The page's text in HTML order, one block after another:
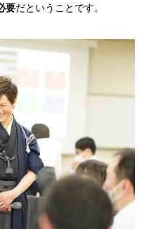
要だということです。